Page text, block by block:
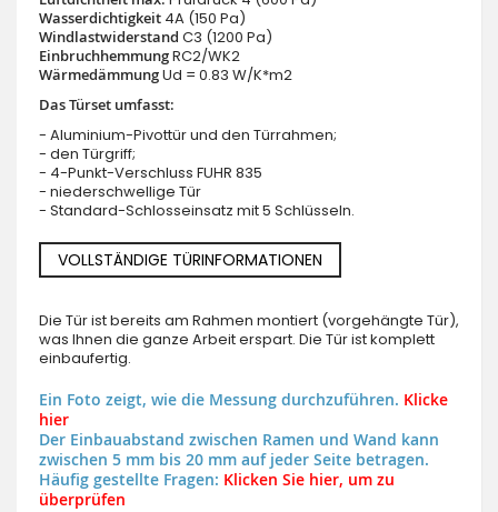
Wasserdichtigkeit 4A (150 Pa)
Windlastwiderstand C3 (1200 Pa)
EinbruchhemmungRC2/WK2
WärmedämmungUd = 0.83 W/K*m2
Das Türset umfasst:
- Aluminium-Pivottür und den Türrahmen;
- den Türgriff;
- 4-Punkt-Verschluss FUHR 835
- niederschwellige Tür
- Standard-Schlosseinsatz mit 5 Schlüsseln.
VOLLSTÄNDIGE TÜRINFORMATIONEN
Die Tür ist bereits am Rahmen montiert (vorgehängte Tür),
was Ihnen die ganze Arbeit erspart. Die Tür ist komplett
einbaufertig.
Ein Foto zeigt, wie die Messung durchzuführen. Klicke
hier
Der Einbauabstand zwischen Ramen und Wand kann
zwischen 5 mm bis 20 mm auf jeder Seite betragen.
Häufig gestellte Fragen: Klicken Sie hier, um zu
überprüfen